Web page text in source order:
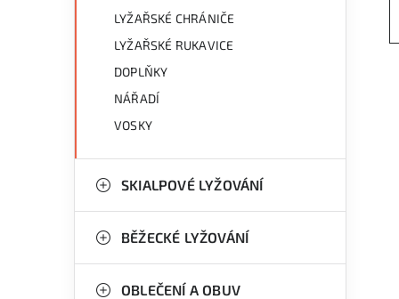
l
LYŽAŘSKÉ CHRÁNIČE
LYŽAŘSKÉ RUKAVICE
DOPLŇKY
NÁŘADÍ
VOSKY
SKIALPOVÉ LYŽOVÁNÍ
BĚŽECKÉ LYŽOVÁNÍ
OBLEČENÍ A OBUV